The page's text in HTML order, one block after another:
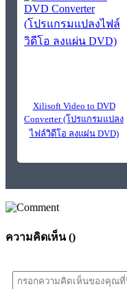
Xilisoft Video to DVD
Converter (โปรแกรมแปลง
ไฟล์วิดีโอ ลงแผ่น DVD)
ความคิดเห็น ()